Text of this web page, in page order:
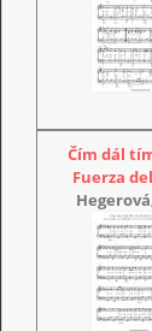
Čím dál
Fuerza